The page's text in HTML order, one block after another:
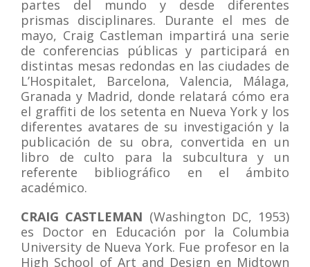
partes del mundo y desde diferentes
prismas disciplinares. Durante el mes de
mayo, Craig Castleman impartirá una serie
de conferencias públicas y participará en
distintas mesas redondas en las ciudades de
L’Hospitalet, Barcelona, Valencia, Málaga,
Granada y Madrid, donde relatará cómo era
el graffiti de los setenta en Nueva York y los
diferentes avatares de su investigación y la
publicación de su obra, convertida en un
libro de culto para la subcultura y un
referente bibliográfico en el ámbito
académico.
CRAIG CASTLEMAN (Washington DC, 1953)
es Doctor en Educación por la Columbia
University de Nueva York. Fue profesor en la
High School of Art and Design en Midtown